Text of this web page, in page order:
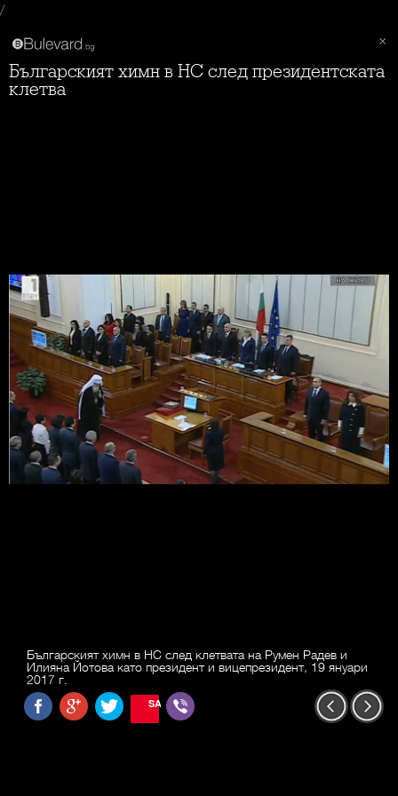
/
Българският химн в НС след президентската
клетва
Българският химн в НС след клетвата на Румен Радев и
Илияна Йотова като президент и вицепрезидент, 19 януари
2017 г.
SAVE